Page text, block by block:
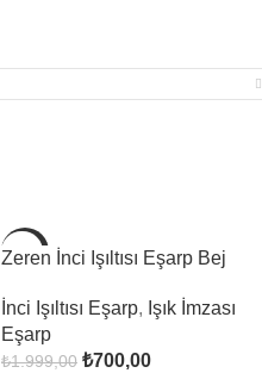
-65%
Zeren İnci Işıltısı Eşarp Bej
İnci Işıltısı Eşarp, Işık İmzası
Eşarp
₺1.999,00 ₺700,00